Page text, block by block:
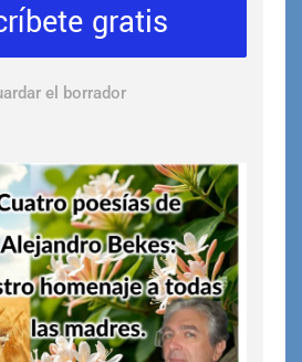
gratis
el borrador